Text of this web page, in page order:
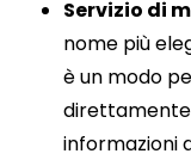
Servizio di
nome più
è un modo
informazioni